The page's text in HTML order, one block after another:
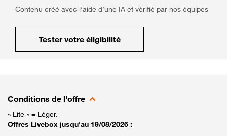
Contenu créé avec l’aide d’une IA et vérifié par nos équipes
Tester votre éligibilité
Conditions de l'offre
« Lite » = Léger.
Offres Livebox jusqu'au 19/08/2026 :